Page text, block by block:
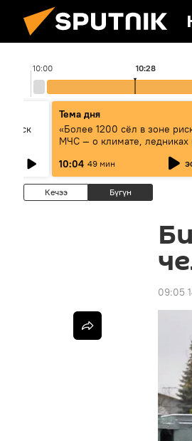
10:00 10:28
Тема дня
«Более 1200 сёл в зоне
МЧС — о климате, ледниках
населения
10:04 49 мин
Кечээ Бүгүн
09:05